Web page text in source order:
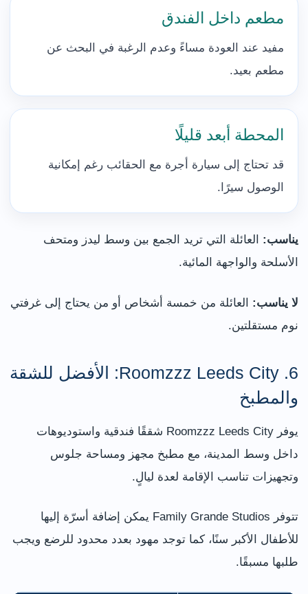
مطعم داخل الفندق
مفيد عند العودة مساءً وعدم الرغبة في البحث عن
مطعم بعيد.
المحطة أبعد قليلًا
قد تحتاج إلى سيارة أجرة مع الحقائب رغم إمكانية
الوصول سيرًا.
يناسب: العائلة التي تريد الجمع بين وسط ليدز ومتحف
الأسلحة والواجهة المائية.
لا يناسب: العائلة من خمسة أشخاص أو من يحتاج إلى غرفتي
نوم مستقلتين.
6. Roomzzz Leeds City: الأفضل للشقة
والمطبخ
يوفر Roomzzz Leeds City شققًا فندقية واستوديوهات
داخل وسط المدينة، مع مطبخ مجهز ومساحة جلوس
وتجهيزات تناسب الإقامة لعدة ليالٍ.
تتوفر Family Grande Studios يمكن إضافة أسرّة إليها
للأطفال الأكبر سنًا، كما توجد مهود بعدد محدود للرضع ويجب
طلبها مسبقًا.